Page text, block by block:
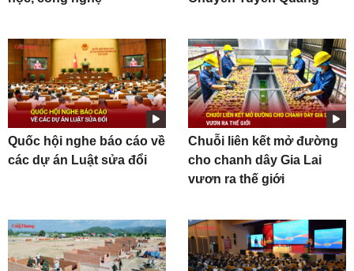
Quốc hội nghe báo cáo về
các dự án Luật sửa đổi
Chuỗi liên kết mở đường
cho chanh dây Gia Lai
vươn ra thế giới